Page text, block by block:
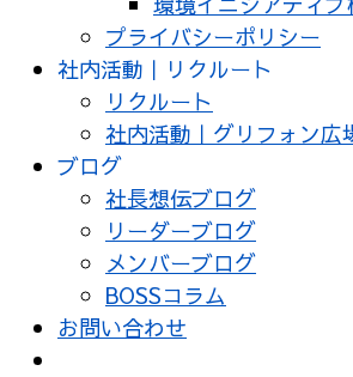
プライバシーポリシー
社内活動｜リクルート
リクルート
社内活動｜グリフォン広
ブログ
社長想伝ブログ
リーダーブログ
メンバーブログ
BOSSコラム
お問い合わせ